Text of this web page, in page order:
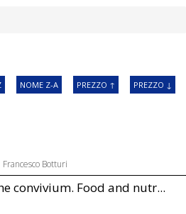
NOME Z-A PREZZO ↑ PREZZO ↓
Francesco Botturi
convivium. Food and nutr...